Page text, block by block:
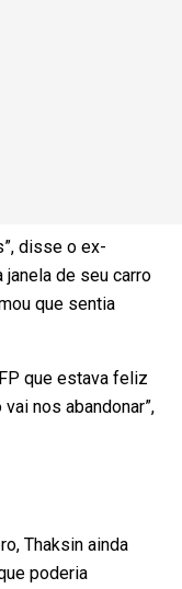
disse o ex-
de seu carro
que sentia
que estava feliz
nos abandonar”,
Thaksin ainda
poderia